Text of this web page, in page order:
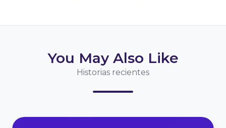
You May Also Like
Historias recientes
Electromovilidad